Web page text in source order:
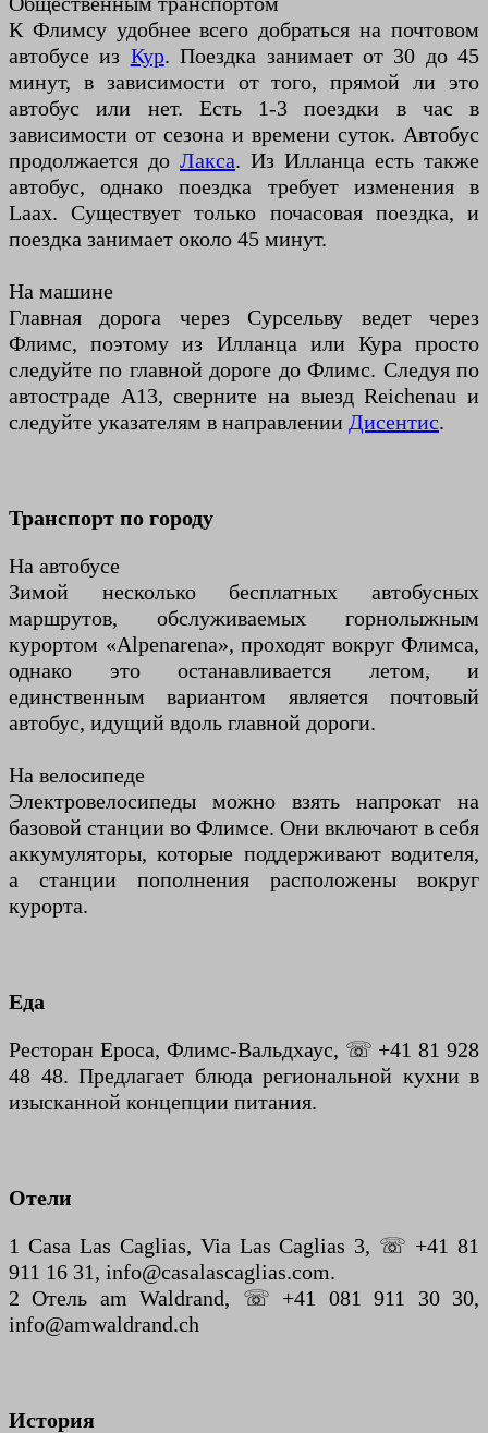
К Флимсу удобнее всего добраться на почтовом
автобусе из Кур. Поездка занимает от 30 до 45
минут, в зависимости от того, прямой ли это
автобус или нет. Есть 1-3 поездки в час в
зависимости от сезона и времени суток. Автобус
продолжается до Лакса. Из Илланца есть также
автобус, однако поездка требует изменения в
Laax. Существует только почасовая поездка, и
поездка занимает около 45 минут.
На машине
Главная дорога через Сурсельву ведет через
Флимс, поэтому из Илланца или Кура просто
следуйте по главной дороге до Флимс. Следуя по
автостраде A13, сверните на выезд Reichenau и
следуйте указателям в направлении Дисентис.
Транспорт по городу
На автобусе
Зимой несколько бесплатных автобусных
маршрутов, обслуживаемых горнолыжным
курортом «Alpenarena», проходят вокруг Флимса,
однако это останавливается летом, и
единственным вариантом является почтовый
автобус, идущий вдоль главной дороги.
На велосипеде
Электровелосипеды можно взять напрокат на
базовой станции во Флимсе. Они включают в себя
аккумуляторы, которые поддерживают водителя,
а станции пополнения расположены вокруг
курорта.
Еда
Ресторан Epoca, Флимс-Вальдхаус, ☏ +41 81 928
48 48. Предлагает блюда региональной кухни в
изысканной концепции питания.
Отели
1 Casa Las Caglias, Via Las Caglias 3, ☏ +41 81
911 16 31, info@casalascaglias.com.
2 Отель am Waldrand, ☏ +41 081 911 30 30,
info@amwaldrand.ch
История